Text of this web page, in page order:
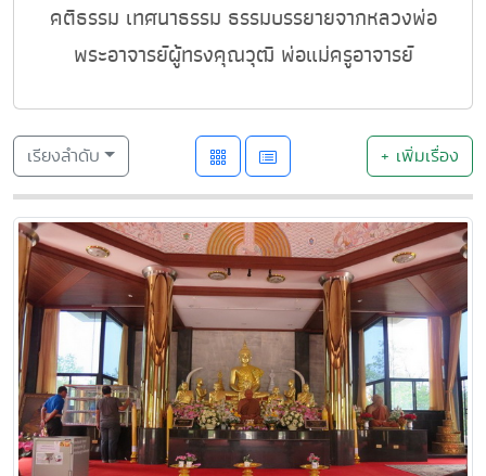
คติธรรม เทศนาธรรม ธรรมบรรยายจากหลวงพ่อ
พระอาจารย์ผู้ทรงคุณวุฒิ พ่อแม่ครูอาจารย์
เรียงลำดับ + เพิ่มเรื่อง